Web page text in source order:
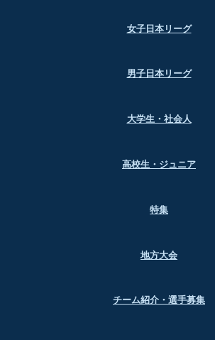
女子日本リーグ
男子日本リーグ
大学生・社会人
高校生・ジュニア
特集
地方大会
チーム紹介・選手募集